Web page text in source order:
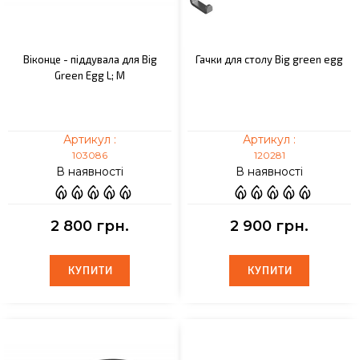
Віконце - піддувала для Big
Green Egg L; M
Артикул :
103086
В наявності
2 800 грн.
КУПИТИ
КУПИТИ
Гачки для столу Big green egg
Артикул :
120281
В наявності
2 900 грн.
КУПИТИ
КУПИТИ